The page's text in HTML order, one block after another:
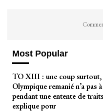
Most Popular
TO XIII : une coup surtout,
Olympique remanié n’a pas
pendant une entente de
explique pour